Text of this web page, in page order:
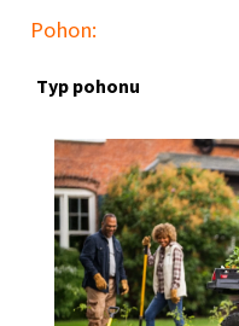
Pohon:
Typ pohonu